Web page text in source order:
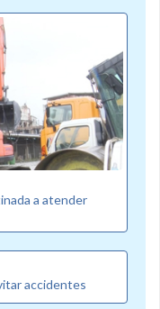
a atender
accidentes